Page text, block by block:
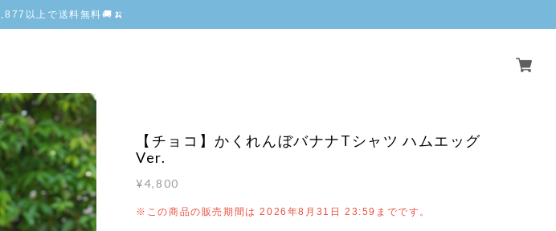
以上で送料無料🚚🍌
【チョコ】かくれんぼバナナTシャツ ハムエッグ
Ver.
¥4,800
※この商品の販売期間は 2026年8月31日 23:59までです。